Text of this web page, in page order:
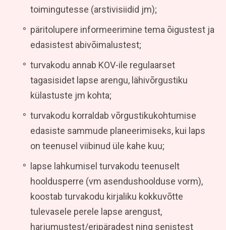
toimingutesse (arstivisiidid jm);
päritolupere informeerimine tema õigustest ja
edasistest abivõimalustest;
turvakodu annab KOV-ile regulaarset
tagasisidet lapse arengu, lähivõrgustiku
külastuste jm kohta;
turvakodu korraldab võrgustikukohtumise
edasiste sammude planeerimiseks, kui laps
on teenusel viibinud üle kahe kuu;
lapse lahkumisel turvakodu teenuselt
hooldusperre (vm asendushoolduse vorm),
koostab turvakodu kirjaliku kokkuvõtte
tulevasele perele lapse arengust,
harjumustest/eripäradest ning senistest